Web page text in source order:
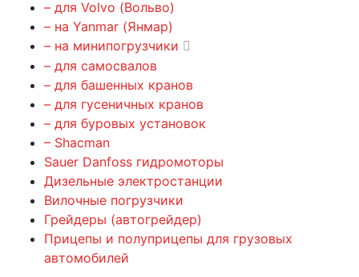
– для Volvo (Вольво)
– на Yanmar (Янмар)
– на минипогрузчики
– для самосвалов
– для башенных кранов
– для гусеничных кранов
– для буровых установок
– Shacman
Sauer Danfoss гидромоторы
Дизельные электростанции
Вилочные погрузчики
Грейдеры (автогрейдер)
Прицепы и полуприцепы для грузовых
автомобилей